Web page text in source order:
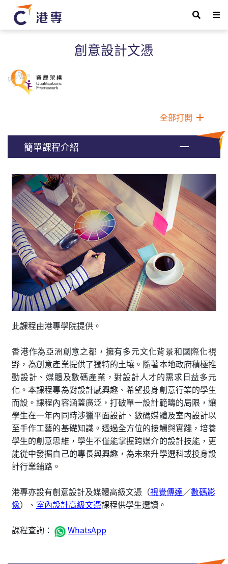
創意設計文憑
全部打開
簡單課程介紹
此課程由港專學院提供。
香港作為亞洲創意之都，擁有多元文化背景和國際化視
野，為創意產業提供了獨特的土壤。隨著本地政府積極推
動設計、媒體及數碼產業，對設計人才的需求日益多元
化。本課程專為對設計感興趣、希望投身創意行業的學生
而設。課程內容涵蓋廣泛，打破單一設計範疇的局限，讓
學生在一年內同時涉獵平面設計、數碼媒體及室內設計以
至手作工藝的基礎知識。透過全方位的接觸與實踐，培養
學生的創意思維，學生不僅能掌握跨媒介的設計技能，更
能從中發掘自己的專長與興趣，為未來升學選科或投身設
計行業鋪路。
港專亦設有創意設計及媒體高級文憑（視覺傳達／數碼影
像）、 室內設計高級文憑課程供學生選讀。
課程查詢： WhatsApp